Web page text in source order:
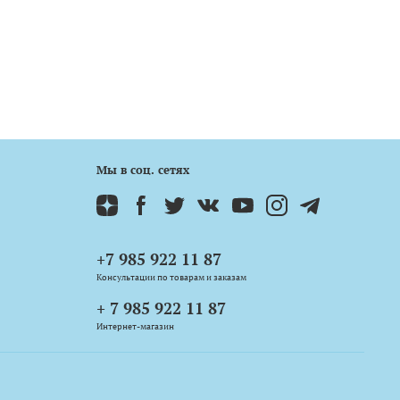
Мы в соц. сетях
+7 985 922 11 87
Консультации по товарам и заказам
+ 7 985 922 11 87
Интернет-магазин